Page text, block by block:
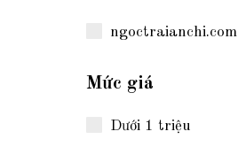
ngoctraianchi.com
Mức giá
Dưới 1 triệu